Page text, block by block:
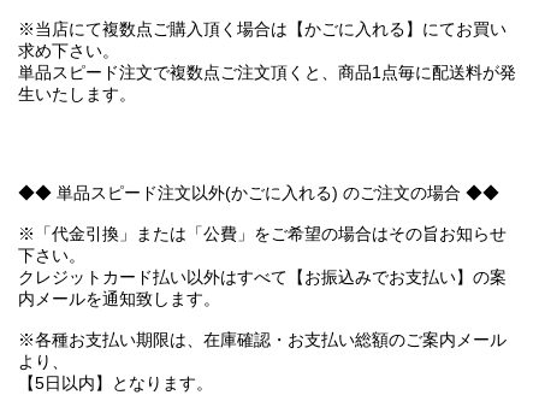
※当店にて複数点ご購入頂く場合は【かごに入れる】にてお買い
求め下さい。
単品スピード注文で複数点ご注文頂くと、商品1点毎に配送料が発
生いたします。
◆◆ 単品スピード注文以外(かごに入れる) のご注文の場合 ◆◆
※「代金引換」または「公費」をご希望の場合はその旨お知らせ
下さい。
クレジットカード払い以外はすべて【お振込みでお支払い】の案
内メールを通知致します。
※各種お支払い期限は、在庫確認・お支払い総額のご案内メール
より、
【5日以内】となります。